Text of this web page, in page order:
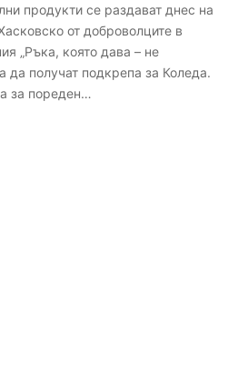
продукти се раздават днес на
от доброволците в
„Ръка, която дава – не
да получат подкрепа за Коледа.
за пореден…